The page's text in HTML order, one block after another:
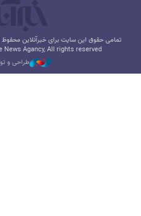
تمامی حقوق این سایت برای خبرآنلاین
Agancy, All rights reserved
طراحی و